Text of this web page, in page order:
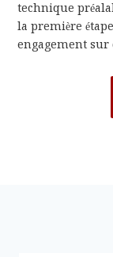
technique
la première
engagement sur